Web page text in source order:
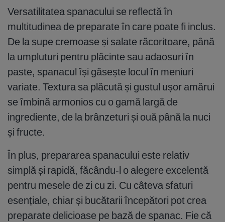
Versatilitatea spanacului se reflectă în
multitudinea de preparate în care poate fi inclus.
De la supe cremoase și salate răcoritoare, până
la umpluturi pentru plăcinte sau adaosuri în
paste, spanacul își găsește locul în meniuri
variate. Textura sa plăcută și gustul ușor amărui
se îmbină armonios cu o gamă largă de
ingrediente, de la brânzeturi și ouă până la nuci
și fructe.
În plus, prepararea spanacului este relativ
simplă și rapidă, făcându-l o alegere excelentă
pentru mesele de zi cu zi. Cu câteva sfaturi
esențiale, chiar și bucătarii începători pot crea
preparate delicioase pe bază de spanac. Fie că